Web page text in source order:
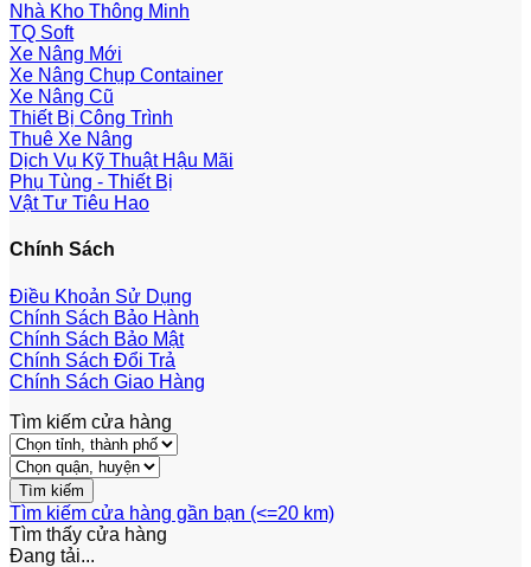
Nhà Kho Thông Minh
TQ Soft
Xe Nâng Mới
Xe Nâng Chụp Container
Xe Nâng Cũ
Thiết Bị Công Trình
Thuê Xe Nâng
Dịch Vụ Kỹ Thuật Hậu Mãi
Phụ Tùng - Thiết Bị
Vật Tư Tiêu Hao
Chính Sách
Điều Khoản Sử Dụng
Chính Sách Bảo Hành
Chính Sách Bảo Mật
Chính Sách Đổi Trả
Chính Sách Giao Hàng
Tìm kiếm cửa hàng
Tìm kiếm cửa hàng gần bạn (<=20 km)
Tìm thấy cửa hàng
Đang tải...